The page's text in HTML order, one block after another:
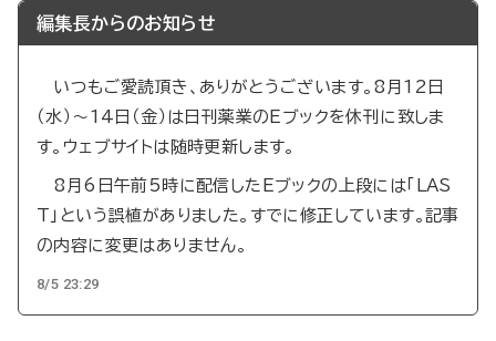
編集長からのお知らせ
いつもご愛読頂き、ありがとうございます。8月12日
（水）～14日（金）は日刊薬業のEブックを休刊に致しま
す。ウェブサイトは随時更新します。
8月6日午前5時に配信したEブックの上段には「LAS
T」という誤植がありました。すでに修正しています。記事
の内容に変更はありません。
8/5 23:29